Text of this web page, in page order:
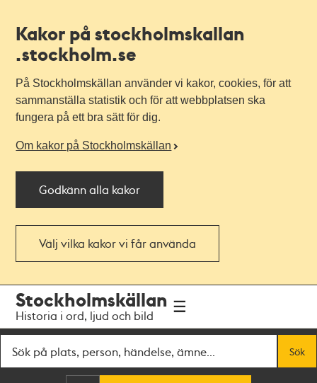
Kakor på stockholmskallan
.stockholm.se
På Stockholmskällan använder vi kakor, cookies, för att
sammanställa statistik och för att webbplatsen ska
fungera på ett bra sätt för dig.
Om kakor på Stockholmskällan
Godkänn alla kakor
Välj vilka kakor vi får använda
navigationen
huvudinnehållet
Stockholmskällan
Historia i ord, ljud och bild
Sök